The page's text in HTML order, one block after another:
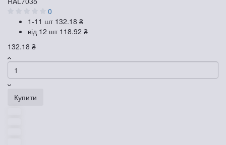
0
1-11 шт 132.18 ₴
від 12 шт 118.92 ₴
132.18 ₴
Купити